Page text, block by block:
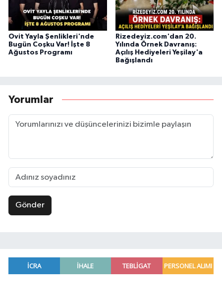
Ovit Yayla Şenlikleri'nde
Bugün Coşku Var! İşte 8
Ağustos Programı
Rizedeyiz.com'dan 20.
Yılında Örnek Davranış:
Açılış Hediyeleri Yeşilay'a
Bağışlandı
Yorumlar
Gönder